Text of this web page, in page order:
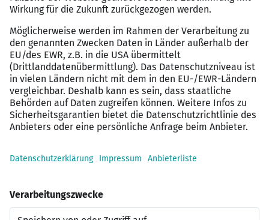
Trainingsangeboten und unserer digitalen
Lernplattform unterstützen wir deine
kontinuierliche Weiterentwicklung.
Erlebe echten Teamgeist:Gemeinsame Events,
Welcome Days, Firmenläufe oder das
Patensystem stärken unseren Zusammenhalt
und lassen dich von Anfang an Teil des Teams
sein.
Engagement, das belohnt wird:
Dein Einsatz zahlt
sowie attraktiven Vergünstigungen über unser
Corporate-Benefits-Portal.